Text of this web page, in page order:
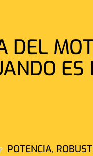
DEL
ES
POTENCIA,